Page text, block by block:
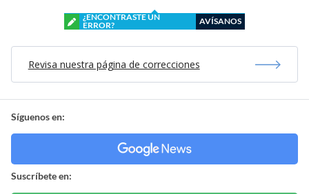
¿ENCONTRASTE UN
ERROR?
AVÍSANOS
Revisa nuestra página de correcciones
Síguenos en:
Suscríbete en: